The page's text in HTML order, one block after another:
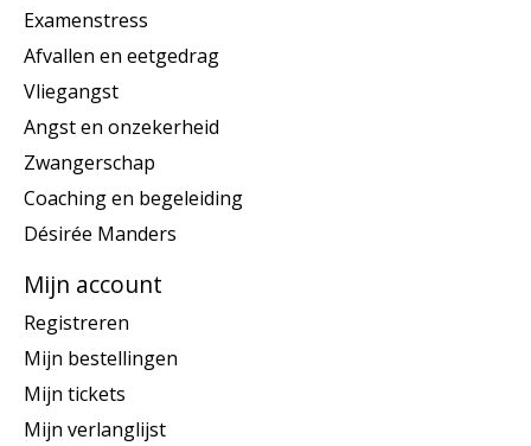
Examenstress
Afvallen en eetgedrag
Vliegangst
Angst en onzekerheid
Zwangerschap
Coaching en begeleiding
Désirée Manders
Mijn account
Registreren
Mijn bestellingen
Mijn tickets
Mijn verlanglijst